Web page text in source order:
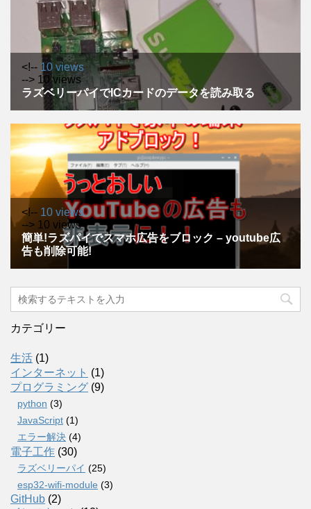
カテゴリー
生活 (1)
インターネット (1)
プログラミング (9)
python (3)
JavaScript (1)
エラー解決 (4)
電子工作 (30)
ラズベリーパイ (25)
esp32-wifi-module (3)
GitHub (2)